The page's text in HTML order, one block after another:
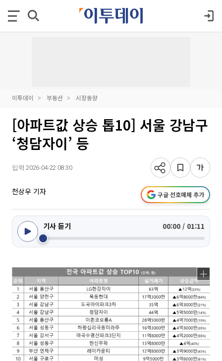
이투데이 부동산 시장동향
[아파트값 상승 톱10] 서울 강남구
‘청담자이’ 등
입력 2026-04-22 08:30
천상우 기자 구글 선호매체 추가
기사 듣기 00:00 / 01:11